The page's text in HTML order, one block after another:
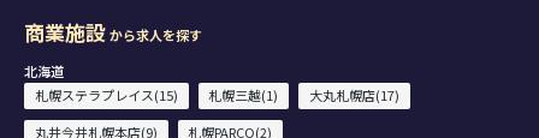
商業施設から求人を探す
北海道
札幌ステラプレイス(15)
札幌三越(1)
大丸札幌店(17)
丸井今井札幌本店(9)
札幌PARCO(2)